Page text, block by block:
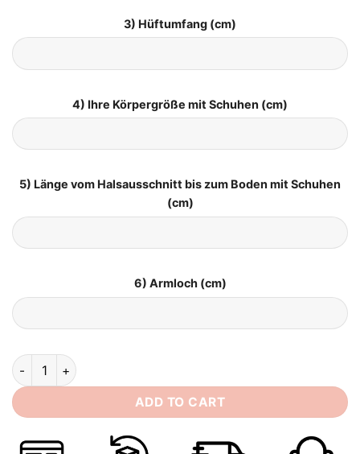
3) Hüftumfang (cm)
4) Ihre Körpergröße mit Schuhen (cm)
5) Länge vom Halsausschnitt bis zum Boden mit Schuhen
(cm)
6) Armloch (cm)
Brautkleid Standesamt Langarm quantity
ADD TO CART